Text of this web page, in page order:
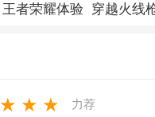
王者荣耀体验
2026v11.41.1.8
穿越火线
★ ★ ★ 力荐